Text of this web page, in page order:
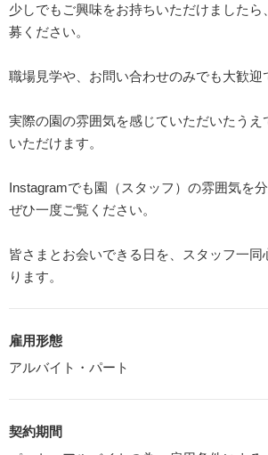
少しでもご興味をお持ちいただけました
募ください。
職場見学や、お問い合わせのみでも大歓迎
実際の園の雰囲気を感じていただいたうえ
いただけます。
Instagramでも園（スタッフ）の雰囲気を
ぜひ一度ご覧ください。
皆さまとお会いできる日を、スタッフ一同
ります。
雇用形態
アルバイト・パート
契約期間